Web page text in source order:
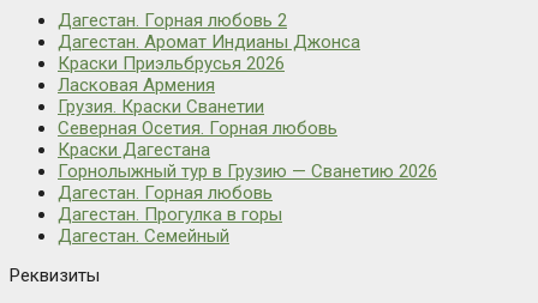
Дагестан. Горная любовь 2
Дагестан. Аромат Индианы Джонса
Краски Приэльбрусья 2026
Ласковая Армения
Грузия. Краски Сванетии
Северная Осетия. Горная любовь
Краски Дагестана
Горнолыжный тур в Грузию — Сванетию 2026
Дагестан. Горная любовь
Дагестан. Прогулка в горы
Дагестан. Семейный
Реквизиты